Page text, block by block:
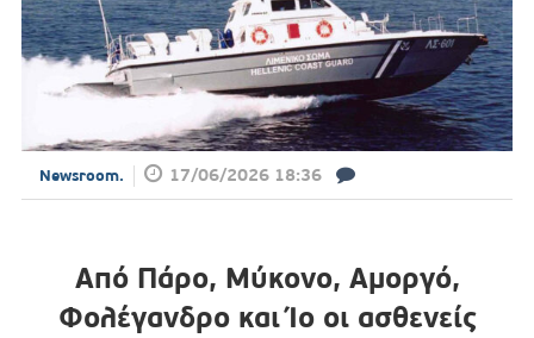
Newsroom. 17/06/2026 18:36
Από Πάρο, Μύκονο, Αμοργό,
Φολέγανδρο και Ίο οι ασθενείς